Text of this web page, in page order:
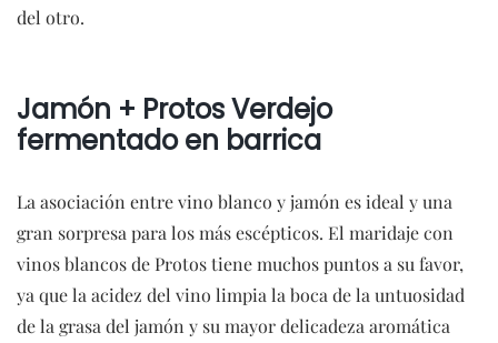
del otro.
Jamón + Protos Verdejo
fermentado en barrica
La asociación entre vino blanco y jamón es ideal y una
gran sorpresa para los más escépticos. El maridaje con
vinos blancos de Protos tiene muchos puntos a su favor,
ya que la acidez del vino limpia la boca de la untuosidad
de la grasa del jamón y su mayor delicadeza aromática